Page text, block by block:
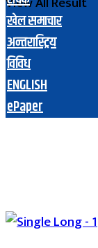
खेल समाचार
अन्तरास्ट्रिय
विविध
ENGLISH
ePaper